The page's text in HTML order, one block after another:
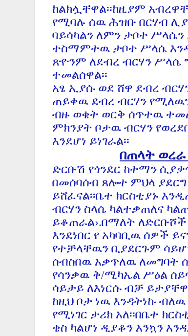
ከልክሏቸዋል፡፡ከዚያም
የሚባሉ ሰዉ ሕዝቡ በርሃብ
ባይሳካልን ለምን ታቦተ ሥላሴን
ተስማምተዉ ታቦተ ሥላሴ
ጽዮንም ለደብረ ብርሃን ሥላሴ
ተመልሰዋል፡፡
አፄ ኢያሱ ወደ ሸዋ ደብረ
ጠይቀዉ ደብረ ብርሃን
ብዙ ወቄት ወርቅ ሰጥተዉ
ምክንያት ቦታዉ ብርሃን
እንደሆነ ይነገራል፡፡
በጠላት
ድርቡሽ የጎንደር ከተማን
በመሰባሰብ ጸሎተ ምህላ ያደርግ
ይሸፈናል፡፡ቤተ ክርስቲያኑ
ብርሃን ስላሴ ካልተቃጠለና
ይቆጠራል›.በማለት
እንደነበር የ አካባቢዉ ሰዎች
የተቻላቸዉን ቢያደርጉም
ሰብስበዉ አቃጥለዉ ለመግባት
የሳንቃዉ ቅ/ሚካኤል ሥዕል
ሳይታይ ለእነርሱ ብቻ
ከዚህ ቦታ ነዉ እንዳትነኩ
የሚነገር ታሪክ አለ፡፡በቤተ
ቄስ ካልሆነ ዲያቆን እንኳን